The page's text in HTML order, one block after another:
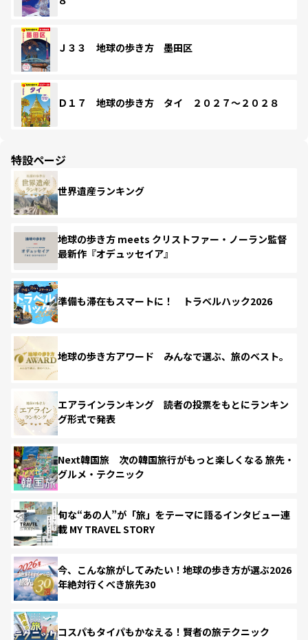
Ｊ３３ 地球の歩き方 墨田区
Ｄ１７ 地球の歩き方 タイ ２０２７～２０２８
特設ページ
世界遺産ランキング
地球の歩き方 meets クリストファー・ノーラン監督
最新作『オデュッセイア』
準備も滞在もスマートに！ トラベルハック2026
地球の歩き方アワード みんなで選ぶ、旅のベスト。
エアラインランキング 読者の投票をもとにランキン
グ形式で発表
Next韓国旅 次の韓国旅行がもっと楽しくなる 旅先・
グルメ・テクニック
旬な“あの人”が「旅」をテーマに語るインタビュー連
載 MY TRAVEL STORY
今、こんな旅がしてみたい！地球の歩き方が選ぶ2026
年絶対行くべき旅先30
コスパもタイパもかなえる！賢者の旅テクニック